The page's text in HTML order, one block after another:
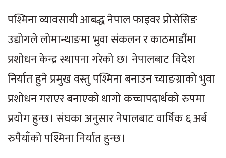
पश्मिना व्यावसायी आबद्ध नेपाल फाइवर प्रोसेसिङ
उद्योगले लोमान्थाङमा भुवा संकलन र काठमाडौंमा
प्रशोधन केन्द्र स्थापना गरेको छ। नेपालबाट विदेश
निर्यात हुने प्रमुख वस्तु पश्मिना बनाउन च्याङग्राको भुवा
प्रशोधन गराएर बनाएको धागो कच्चापदार्थको रुपमा
प्रयोग हुन्छ। संघका अनुसार नेपालबाट वार्षिक ६ अर्ब
रुपैयाँको पश्मिना निर्यात हुन्छ।